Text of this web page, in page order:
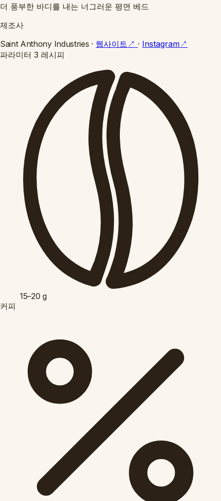
더 풍부한 바디를 내는 너그러운 평면 베드
제조사
Saint Anthony Industries · 웹사이트 ↗ · Instagram↗
파라미터 3 레시피
15–20 g
커피